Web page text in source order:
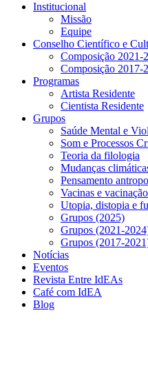
Institucional
Missão
Equipe
Conselho Científico e
Composição 2021-
Composição 2017-
Programas
Artista Residente
Cientista Residente
Grupos
Saúde Mental e
Som e Processos
Teoria da filologia
Mudanças
Pensamento
Vacinas e vacinação
Utopia, distopia e
Grupos (2025)
Grupos (2021-
Grupos (2017-
Notícias
Eventos
Revista Entre IdEAs
Café com IdEA
Blog